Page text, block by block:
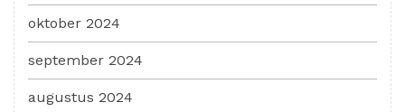
oktober 2024
september 2024
augustus 2024